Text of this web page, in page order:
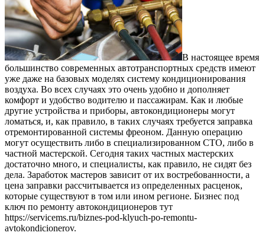
В настоящее время
большинство современных автотранспортных средств имеют
уже даже на базовых моделях систему кондиционирования
воздуха. Во всех случаях это очень удобно и дополняет
комфорт и удобство водителю и пассажирам. Как и любые
другие устройства и приборы, автокондиционеры могут
ломаться, и, как правило, в таких случаях требуется заправка
отремонтированной системы фреоном. Данную операцию
могут осуществить либо в специализированном СТО, либо в
частной мастерской. Сегодня таких частных мастерских
достаточно много, и специалисты, как правило, не сидят без
дела. Заработок мастеров зависит от их востребованности, а
цена заправки рассчитывается из определенных расценок,
которые существуют в том или ином регионе. Бизнес под
ключ по ремонту автокондиционеров тут
https://servicems.ru/biznes-pod-klyuch-po-remontu-
avtokondicionerov.